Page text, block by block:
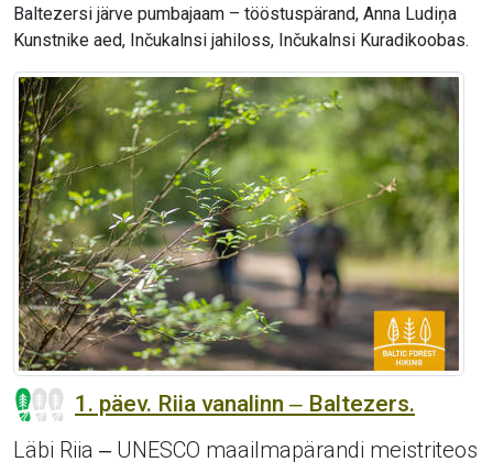
Baltezersi järve pumbajaam – tööstuspärand, Anna Ludiņa
Kunstnike aed, Inčukalnsi jahiloss, Inčukalnsi Kuradikoobas.
1. päev. Riia vanalinn ‒ Baltezers.
Läbi Riia ‒ UNESCO maailmapärandi meistriteos